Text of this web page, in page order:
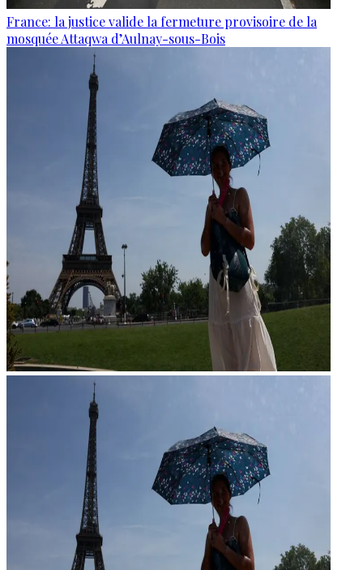
France: la justice valide la fermeture provisoire de la
mosquée Attaqwa d’Aulnay-sous-Bois